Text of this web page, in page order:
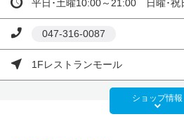
平日･土曜10:00～21:00 日曜･祝
047-316-0087
1Fレストランモール
ショップ情報